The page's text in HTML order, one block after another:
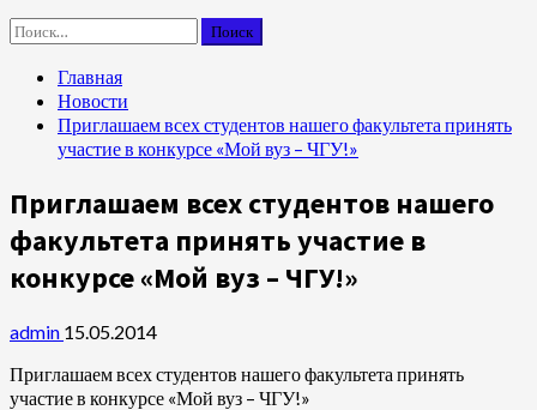
Найти:
Главная
Новости
Приглашаем всех студентов нашего факультета принять
участие в конкурсе «Мой вуз – ЧГУ!»
Приглашаем всех студентов нашего
факультета принять участие в
конкурсе «Мой вуз – ЧГУ!»
admin 15.05.2014
Приглашаем всех студентов нашего факультета принять
участие в конкурсе «Мой вуз – ЧГУ!»